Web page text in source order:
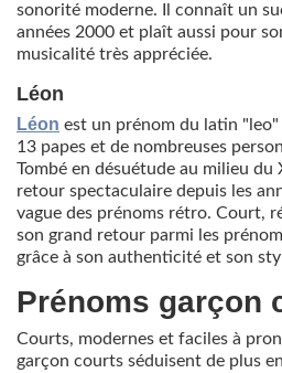
sonorité moderne. Il connaît un
années 2000 et plaît aussi pour
musicalité très appréciée.
Léon
Léon est un prénom du latin
13 papes et de nombreuses
Tombé en désuétude au milieu du
retour spectaculaire depuis les
vague des prénoms rétro. Court,
son grand retour parmi les
grâce à son authenticité et son
Prénoms garçon
Courts, modernes et faciles à
garçon courts séduisent de plus